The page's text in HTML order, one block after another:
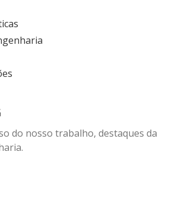
do nosso trabalho, destaques da